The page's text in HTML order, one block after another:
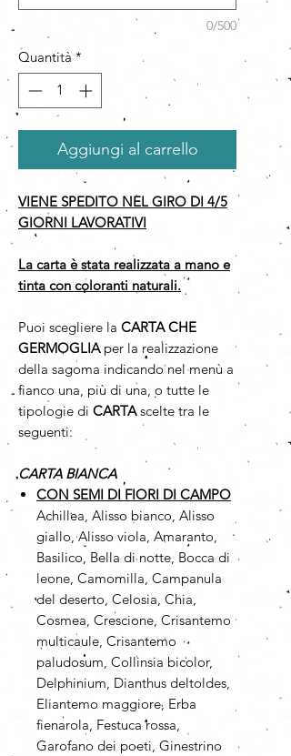
0/500
Quantità *
Aggiungi al carrello
VIENE SPEDITO NEL GIRO DI 4/5
GIORNI LAVORATIVI
La carta è stata realizzata a mano e
tinta con coloranti naturali.
Puoi scegliere la CARTA CHE
GERMOGLIAper la realizzazione
della sagoma indicando nel menù a
fianco una, più di una, o tutte le
tipologie di CARTAscelte tra le
seguenti:
CARTA BIANCA
CON SEMI DI FIORI DI CAMPO
Achillea, Alisso bianco, Alisso
giallo, Alisso viola, Amaranto,
Basilico, Bella di notte, Bocca di
leone, Camomilla, Campanula
del deserto, Celosia, Chia,
Cosmea, Crescione, Crisantemo
multicaule, Crisantemo
paludosum, Collinsia bicolor,
Delphinium, Dianthus deltoldes,
Eliantemo maggiore, Erba
fienarola, Festuca rossa,
Garofano dei poeti, Ginestrino